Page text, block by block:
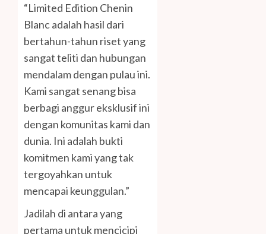
“Limited Edition Chenin
Blanc adalah hasil dari
bertahun-tahun riset yang
sangat teliti dan hubungan
mendalam dengan pulau ini.
Kami sangat senang bisa
berbagi anggur eksklusif ini
dengan komunitas kami dan
dunia. Ini adalah bukti
komitmen kami yang tak
tergoyahkan untuk
mencapai keunggulan.”
Jadilah di antara yang
pertama untuk mencicipi